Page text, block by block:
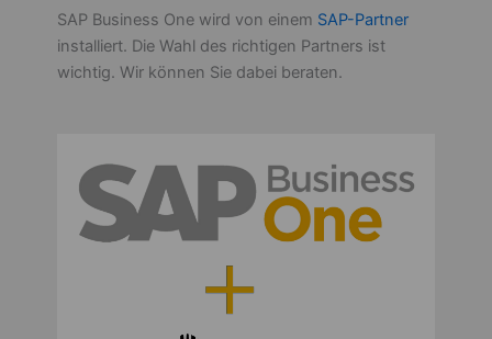
SAP Business One wird von einem SAP-Partner
installiert. Die Wahl des richtigen Partners ist
wichtig. Wir können Sie dabei beraten.